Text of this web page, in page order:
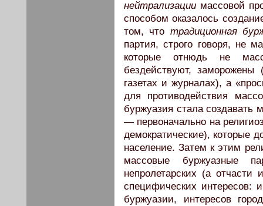
нейтрализации массовой
способом оказалось
том, что традиционная
партия, строго говоря, не
которые отнюдь не
бездействуют,
газетах и журналах), а
для противодействия
буржуазия стала создавать
— первоначально на
демократические), которые
население. Затем к этим
массовые буржуазные
непролетарских (а
специфических интересов:
буржуазии, интересов